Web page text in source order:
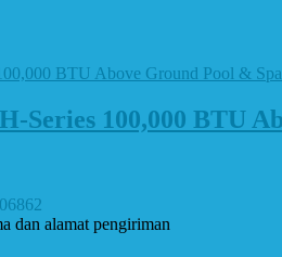
Series 100,000 BTU
dan alamat pengiriman